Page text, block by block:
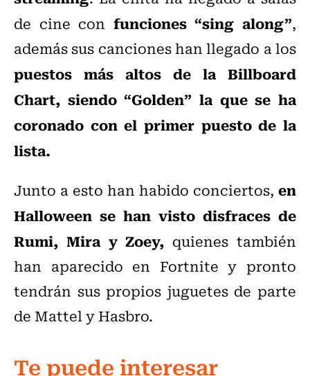
de cine con funciones “sing along”,
además sus canciones han llegado a los
puestos más altos de la Billboard
Chart, siendo “Golden” la que se ha
coronado con el primer puesto de la
lista.
Junto a esto han habido conciertos, en
Halloween se han visto disfraces de
Rumi, Mira y Zoey, quienes también
han aparecido en Fortnite y pronto
tendrán sus propios juguetes de parte
de Mattel y Hasbro.
Te puede interesar